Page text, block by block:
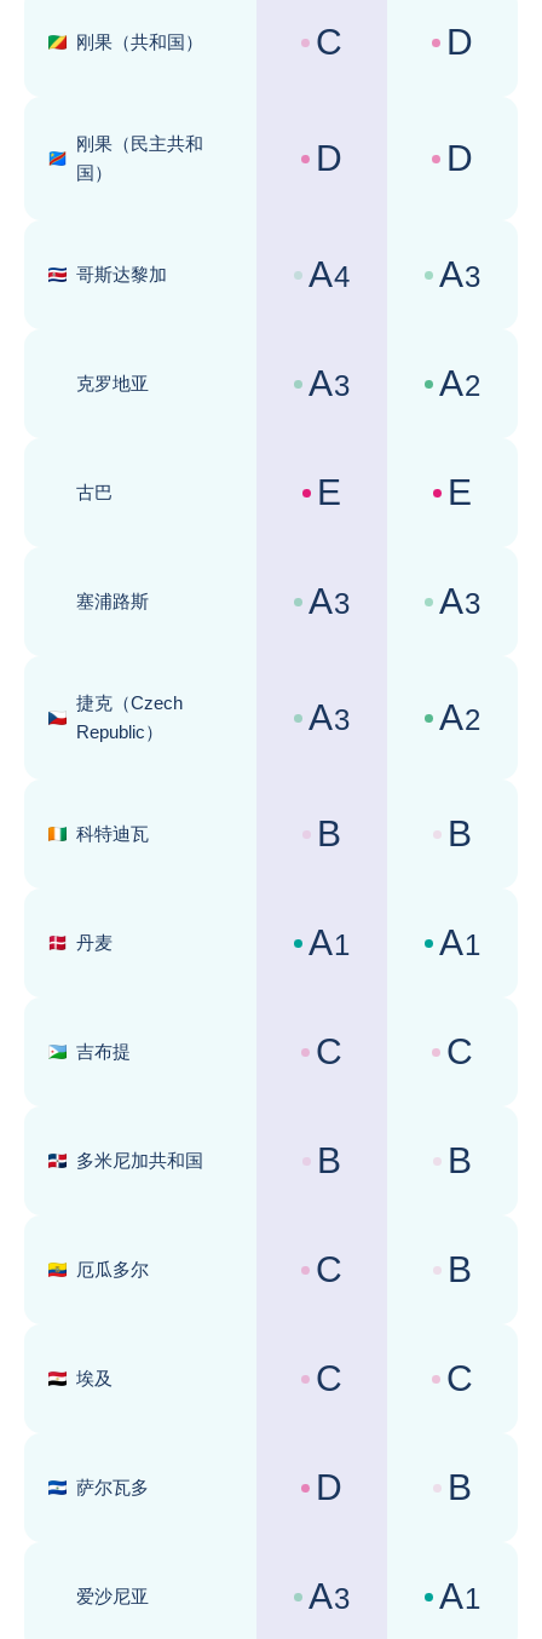
刚果（共和国）
国家风险评级 :
C 商业环境评级
D
刚果（民主共和
国）
国家风险评级 :
D 商业环境评级
D
哥斯达黎加
国家风险评级 :
A4 商业环境评级
A3
克罗地亚
国家风险评级 :
A3 商业环境评级
A2
古巴
国家风险评级 :
E 商业环境评级
E
塞浦路斯
国家风险评级 :
A3 商业环境评级
A3
捷克（Czech
Republic）
国家风险评级 :
A3 商业环境评级
A2
科特迪瓦
国家风险评级 :
B 商业环境评级
B
丹麦
国家风险评级 :
A1 商业环境评级
A1
吉布提
国家风险评级 :
C 商业环境评级
C
多米尼加共和国
国家风险评级 :
B 商业环境评级
B
厄瓜多尔
国家风险评级 :
C 商业环境评级
B
埃及
国家风险评级 :
C 商业环境评级
C
萨尔瓦多
国家风险评级 :
D 商业环境评级
B
爱沙尼亚
国家风险评级 :
A3 商业环境评级
A1